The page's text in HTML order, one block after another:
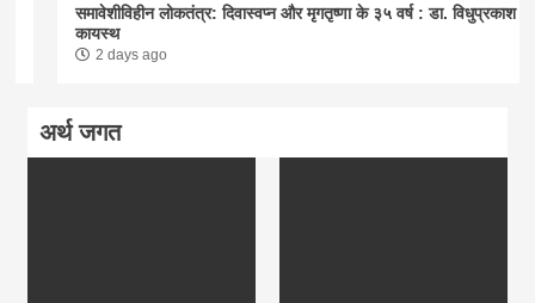
समावेशीविहीन लोकतंत्र: दिवास्वप्न और मृगतृष्णा के ३५ वर्ष : डा. विधुप्रकाश
कायस्थ
2 days ago
अर्थ जगत